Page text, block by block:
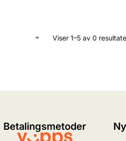
Viser 1–5 av 0
Betalingsmetoder